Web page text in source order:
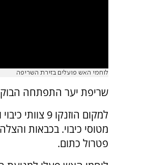
לוחמי האש פועלים בזירת השריפה
שריפת יער התפתחה
למקום הוזנקו
מטוסי כיבוי. בכבאות
פטרול כתום.